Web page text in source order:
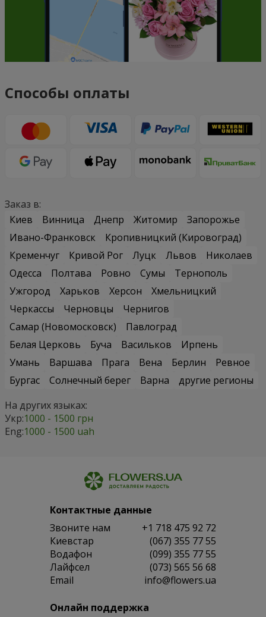
Способы оплаты
Заказ в:
Киев
Винница Днепр Житомир
Запорожье
Ивано-Франковск
Кропивницкий (Кировоград)
Кременчуг
Кривой Рог Луцк Львов
Николаев
Одесса
Полтава Ровно Сумы
Тернополь
Ужгород
Харьков Херсон
Хмельницкий
Черкассы
Черновцы
Чернигов
Самар (Новомосковск)
Павлоград
Белая Церковь
Буча Васильков
Ирпень
Умань
Варшава Прага Вена Берлин
Ревное
Бургас
Солнечный берег Варна
другие регионы
На других языках:
Укр:1000 - 1500 грн
Eng:1000 - 1500 uah
Контактные данные
Звоните нам
+1 718 475 92 72
Киевстар
(067) 355 77 55
Водафон
(099) 355 77 55
Лайфсел
(073) 565 56 68
Email
info@flowers.ua
Онлайн поддержка